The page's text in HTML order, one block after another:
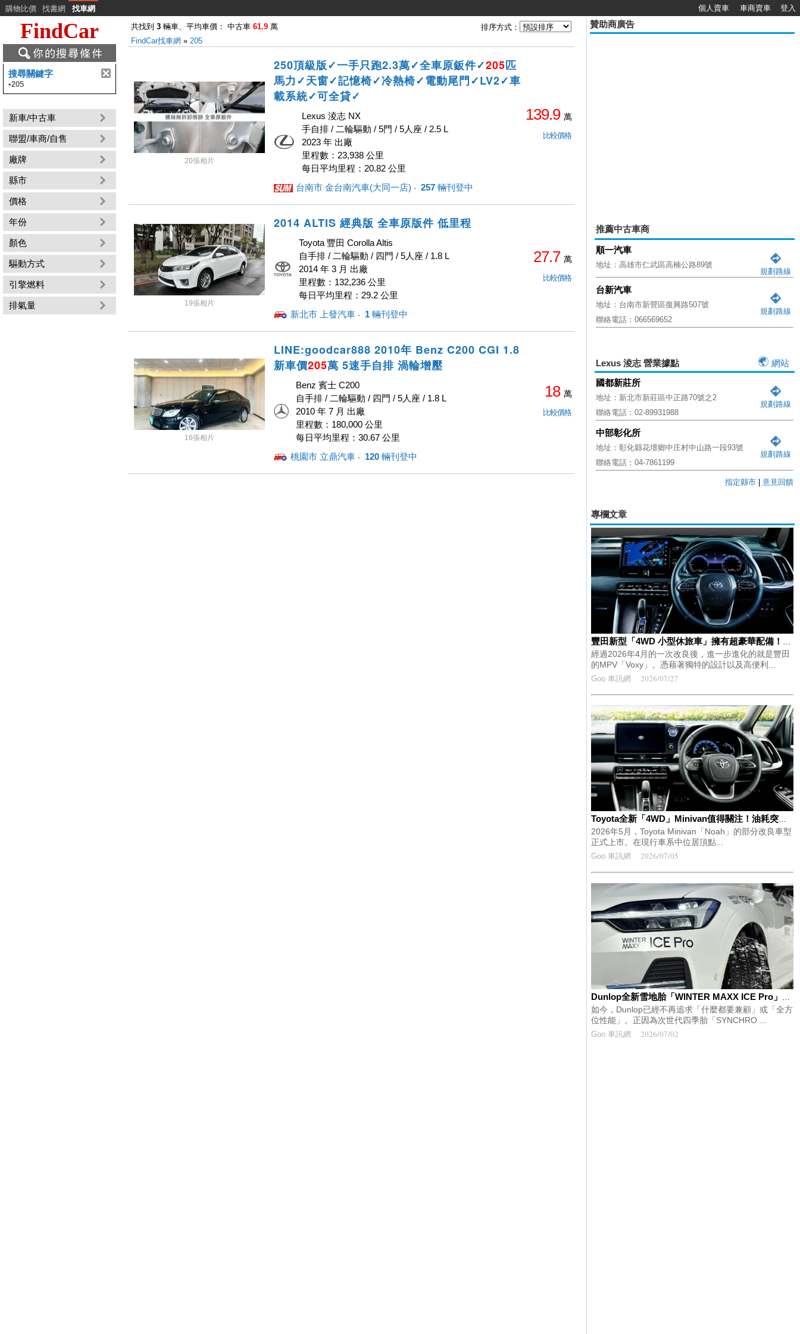
購物比價 找書網 找車網 個人賣車 車商賣車 登入
FindCar
搜尋關鍵字
•205
新車/中古車
聯盟/車商/自售
廠牌
縣市
價格
年份
顏色
驅動方式
引擎燃料
排氣量
共找到 3 輛車、平均車價： 中古車 61.9 萬
排序方式：
FindCar找車網 » 205
20張相片
250頂級版✓一手只跑2.3萬✓全車原鈑件✓205匹
馬力✓天窗✓記憶椅✓冷熱椅✓電動尾門✓LV2✓車
載系統✓可全貸✓
Lexus 淩志 NX
手自排 / 二輪驅動 / 5門 / 5人座 / 2.5 L
2023 年 出廠
里程數：23,938 公里
每日平均里程：20.82 公里
台南市 金台南汽車(大同一店) · ‎ 257 輛刊登中
139.9 萬
比較價格
19張相片
2014 ALTIS 經典版 全車原版件 低里程
Toyota 豐田 Corolla Altis
自手排 / 二輪驅動 / 四門 / 5人座 / 1.8 L
2014 年 3 月 出廠
里程數：132,236 公里
每日平均里程：29.2 公里
新北市 上發汽車 · ‎ 1 輛刊登中
27.7 萬
比較價格
16張相片
LINE:goodcar888 2010年 Benz C200 CGI 1.8
新車價205萬 5速手自排 渦輪增壓
Benz 賓士 C200
自手排 / 二輪驅動 / 四門 / 5人座 / 1.8 L
2010 年 7 月 出廠
里程數：180,000 公里
每日平均里程：30.67 公里
桃園市 立鼎汽車 · ‎ 120 輛刊登中
18 萬
比較價格
贊助商廣告
推薦中古車商
順一汽車
地址：高雄市仁武區高楠公路89號
規劃路線
台新汽車
地址：台南市新營區復興路507號
聯絡電話：066569652
規劃路線
Lexus 淩志 營業據點
網站
國都新莊所
地址：新北市新莊區中正路70號之2
聯絡電話：02-89931988
規劃路線
中部彰化所
地址：彰化縣花壇鄉中庄村中山路一段93號
聯絡電話：04-7861199
規劃路線
指定縣市 意見回饋
專欄文章
豐田新型「4WD 小型休旅車」擁有超豪華配備！每公升約22km的低油耗也是魅力所在！搭載強悍個性化設計的頂級「新型 Voxy」S-Z E-Four值得關注！
經過2026年4月的一次改良後，進一步進化的就是豐田
的MPV「Voxy」。憑藉著獨特的設計以及高便利...
Goo 車訊網 2026/07/27
Toyota全新「4WD」Minivan值得關注！油耗突破每公升20km的低油耗表現，並搭載12.3吋大螢幕！「Noah」最頂級車型「S-Z（E-Four）」究竟是什麼樣的車款？
2026年5月，Toyota Minivan「Noah」的部分改良車型
正式上市。在現行車系中位居頂點...
Goo 車訊網 2026/07/05
如今，Dunlop已經不再追求「什麼都要兼顧」或「全方
位性能」。正因為次世代四季胎「SYNCHRO ...
Goo 車訊網 2026/07/02